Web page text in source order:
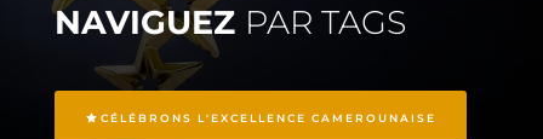
NAVIGUEZ PAR TAGS
CÉLÉBRONS L'EXCELLENCE CAMEROUNAISE